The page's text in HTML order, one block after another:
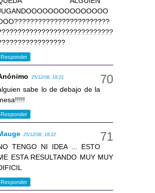
Responder
25/12/08, 18:21
sabe lo de debajo de la
Responder
25/12/08, 18:22
TENGO NI IDEA ... ESTO
ESTA RESULTANDO MUY MUY
Responder